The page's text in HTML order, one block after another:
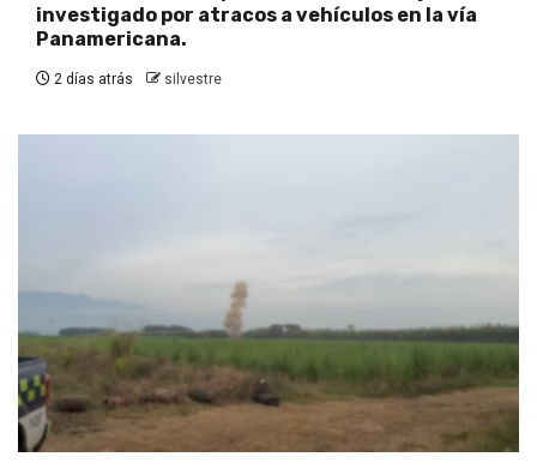
investigado por atracos a vehículos en la vía
Panamericana.
2 días atrás silvestre